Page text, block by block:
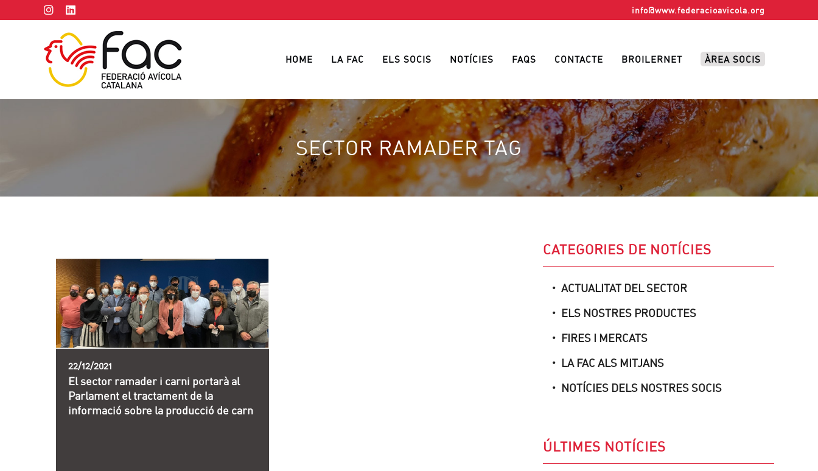
info@www.federacioavicola.org
HOME LA FAC ELS SOCIS NOTÍCIES FAQS CONTACTE BROILERNET ÀREA SOCIS
SECTOR RAMADER TAG
22/12/2021
El sector ramader i carni portarà al
Parlament el tractament de la
informació sobre la producció de carn
CATEGORIES DE NOTÍCIES
ACTUALITAT DEL SECTOR
ELS NOSTRES PRODUCTES
FIRES I MERCATS
LA FAC ALS MITJANS
NOTÍCIES DELS NOSTRES SOCIS
ÚLTIMES NOTÍCIES